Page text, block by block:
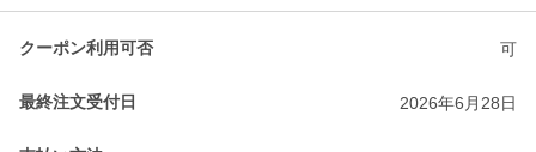
クーポン利用可否 可
最終注文受付日 2026年6月28日